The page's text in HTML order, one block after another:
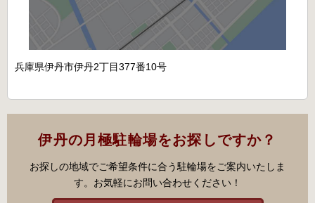
兵庫県伊丹市伊丹2丁目377番10号
伊丹の月極駐輪場をお探しですか？
お探しの地域でご希望条件に合う駐輪場をご案内いたしま
す。お気軽にお問い合わせください！